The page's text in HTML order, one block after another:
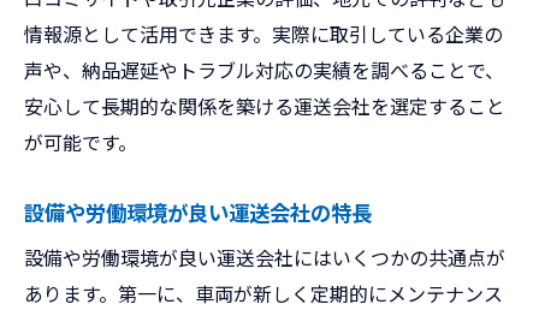
情報源として活用できます。実際に取引している企業の
声や、納品遅延やトラブル対応の実績を調べることで、
安心して長期的な関係を築ける運送会社を選定すること
が可能です。
設備や労働環境が良い運送会社の特長
設備や労働環境が良い運送会社にはいくつかの共通点が
あります。第一に、車両が新しく定期的にメンテナンス